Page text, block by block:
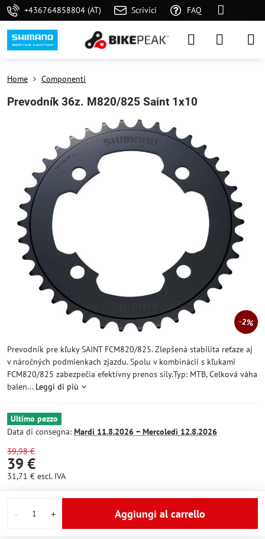
+436764858804 (AT) Scrivici FAQ
2%
Home Componenti
Prevodník 36z. M820/825 Saint 1x10
Prevodník pre kľuky SAINT FCM820/825. Zlepšená stabilita reťaze aj
v náročných podmienkach zjazdu. Spolu v kombinácii s kľukami
FCM820/825 zabezpečia efektívny prenos sily.Typ: MTB, Celková váha
balen... Leggi di più
Ultimo pezzo
Data di consegna: Mardi 11.8.2026 − Mercoledì 12.8.2026
39,98 €
39 €
31,71 € escl. IVA
Aggiungi al carrello